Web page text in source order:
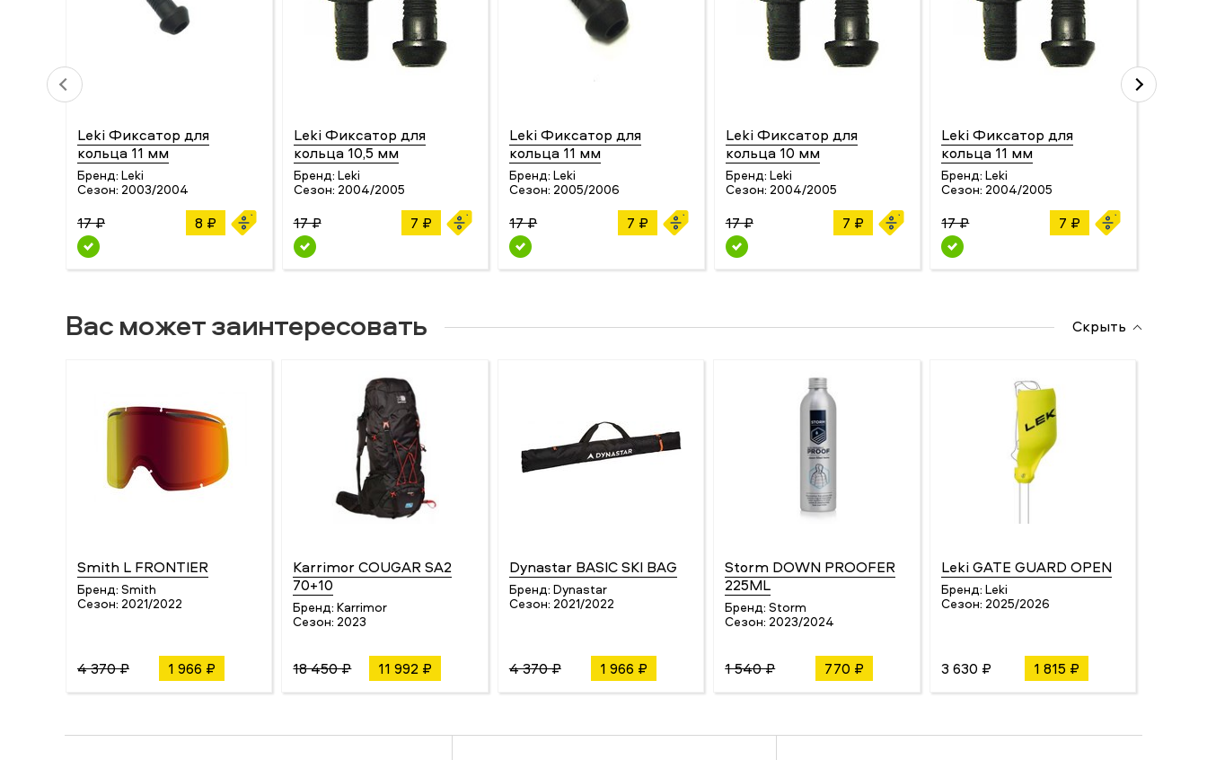
Leki Фиксатор для
кольца 11 мм
Бренд: Leki
Сезон: 2003/2004
17 ₽ 8 ₽
Leki Фиксатор для
кольца 10,5 мм
Бренд: Leki
Сезон: 2004/2005
17 ₽ 7 ₽
Leki Фиксатор для
кольца 11 мм
Бренд: Leki
Сезон: 2005/2006
17 ₽ 7 ₽
Leki Фиксатор для
кольца 10 мм
Бренд: Leki
Сезон: 2004/2005
17 ₽ 7 ₽
Leki Фиксатор для
кольца 11 мм
Бренд: Leki
Сезон: 2004/2005
17 ₽ 7 ₽
Вас может заинтересовать Скрыть
Smith L FRONTIER
Бренд: Smith
Сезон: 2021/2022
4 370 ₽ 1 966 ₽
Karrimor COUGAR SA2
70+10
Бренд: Karrimor
Сезон: 2023
18 450 ₽ 11 992 ₽
Dynastar BASIC SKI BAG
Бренд: Dynastar
Сезон: 2021/2022
4 370 ₽ 1 966 ₽
Storm DOWN PROOFER
225ML
Бренд: Storm
Сезон: 2023/2024
1 540 ₽ 770 ₽
Leki GATE GUARD OPEN
Бренд: Leki
Сезон: 2025/2026
3 630 ₽ 1 815 ₽